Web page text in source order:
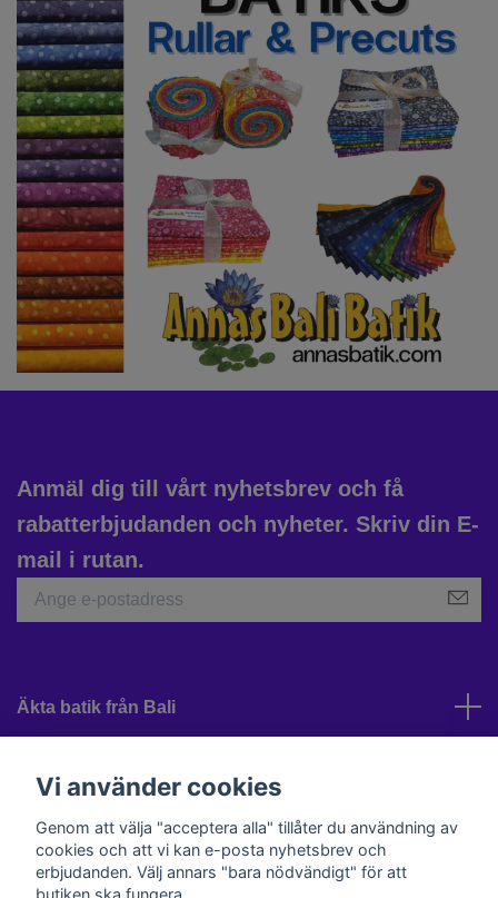
Anmäl dig till vårt nyhetsbrev och få
rabatterbjudanden och nyheter. Skriv din E-
mail i rutan.
Äkta batik från Bali
Sociala medier
Vi använder cookies
Genom att välja "acceptera alla" tillåter du användning av
cookies och att vi kan e-posta nyhetsbrev och
erbjudanden. Välj annars "bara nödvändigt" för att
butiken ska fungera.